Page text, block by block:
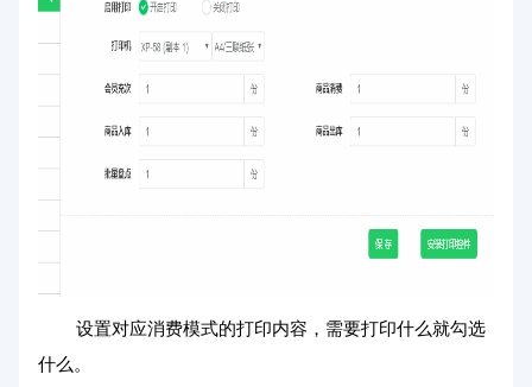
设置对应消费模式的打印内容，需要打印什么就勾选
什么。